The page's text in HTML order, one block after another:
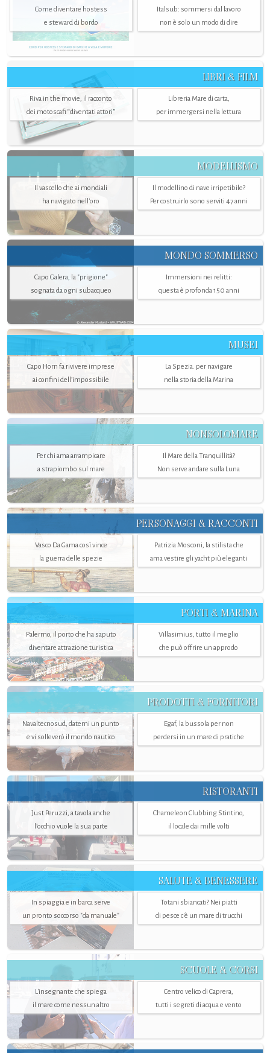
Come diventare hostess
e steward di bordo
Italsub: sommersi dal lavoro
non è solo un modo di dire
LIBRI & FILM
Riva in the movie, il racconto
dei motoscafi “diventati attori”
Libreria Mare di carta,
per immergersi nella lettura
MODELLISMO
Il vascello che ai mondiali
ha navigato nell’oro
Il modellino di nave irripetibile?
Per costruirlo sono serviti 47 anni
MONDO SOMMERSO
Capo Galera, la "prigione"
sognata da ogni subacqueo
Immersioni nei relitti:
questa è profonda 150 anni
MUSEI
Capo Horn fa rivivere imprese
ai confini dell’impossibile
La Spezia. per navigare
nella storia della Marina
NONSOLOMARE
Per chi ama arrampicare
a strapiombo sul mare
Il Mare della Tranquillità?
Non serve andare sulla Luna
PERSONAGGI & RACCONTI
Vasco Da Gama così vince
la guerra delle spezie
Patrizia Mosconi, la stilista che
ama vestire gli yacht più eleganti
PORTI & MARINA
Palermo, il porto che ha saputo
diventare attrazione turistica
Villasimius, tutto il meglio
che può offrire un approdo
PRODOTTI & FORNITORI
Navaltecnosud, datemi un punto
e vi solleverò il mondo nautico
Egaf, la bussola per non
perdersi in un mare di pratiche
RISTORANTI
Just Peruzzi, a tavola anche
l’occhio vuole la sua parte
Chameleon Clubbing Stintino,
il locale dai mille volti
SALUTE & BENESSERE
In spiaggia e in barca serve
un pronto soccorso "da manuale"
Totani sbiancati? Nei piatti
di pesce c'è un mare di trucchi
SCUOLE & CORSI
L'insegnante che spiega
il mare come nessun altro
Centro velico di Caprera,
tutti i segreti di acqua e vento